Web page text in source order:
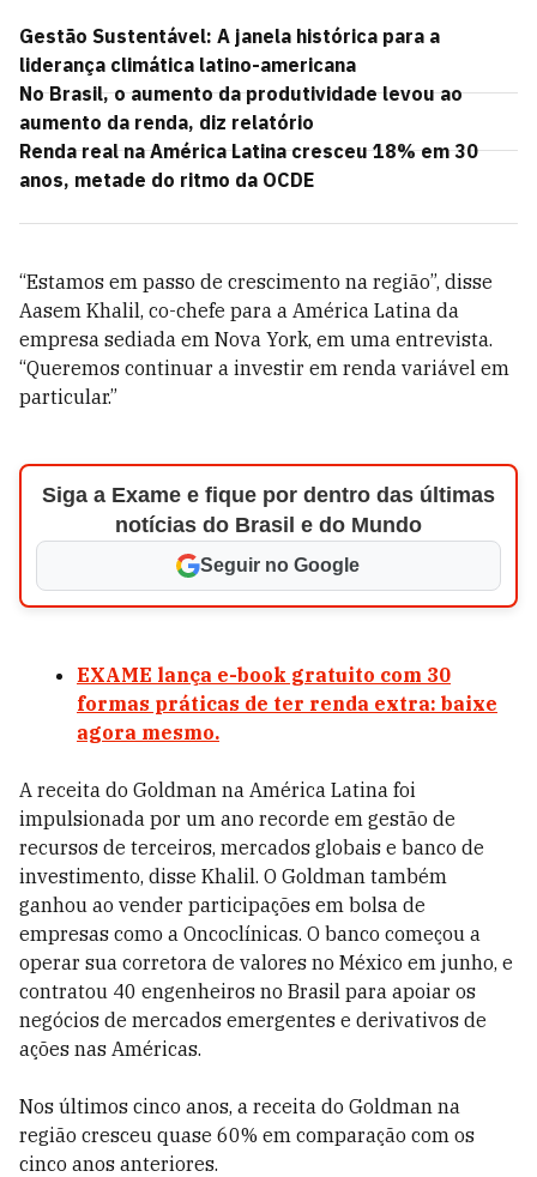
Gestão Sustentável: A janela histórica para a
liderança climática latino-americana
No Brasil, o aumento da produtividade levou ao
aumento da renda, diz relatório
Renda real na América Latina cresceu 18% em 30
anos, metade do ritmo da OCDE
“Estamos em passo de crescimento na região”, disse
Aasem Khalil, co-chefe para a América Latina da
empresa sediada em Nova York, em uma entrevista.
“Queremos continuar a investir em renda variável em
particular.”
Siga a Exame e fique por dentro das últimas
notícias do Brasil e do Mundo
Seguir no Google
EXAME lança e-book gratuito com 30
formas práticas de ter renda extra: baixe
agora mesmo.
A receita do Goldman na América Latina foi
impulsionada por um ano recorde em gestão de
recursos de terceiros, mercados globais e banco de
investimento, disse Khalil. O Goldman também
ganhou ao vender participações em bolsa de
empresas como a Oncoclínicas. O banco começou a
operar sua corretora de valores no México em junho, e
contratou 40 engenheiros no Brasil para apoiar os
negócios de mercados emergentes e derivativos de
ações nas Américas.
Nos últimos cinco anos, a receita do Goldman na
região cresceu quase 60% em comparação com os
cinco anos anteriores.